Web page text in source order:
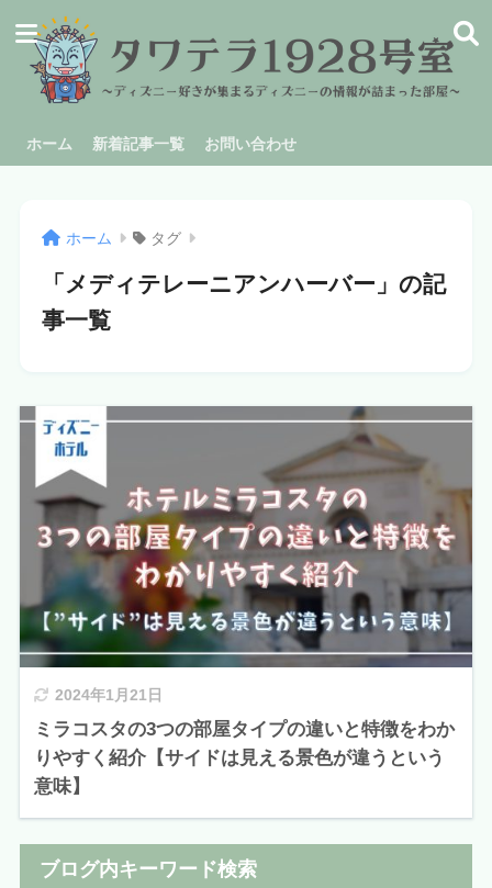
ホーム 新着記事一覧 お問い合わせ
ホーム タグ
「メディテレーニアンハーバー」の記
事一覧
2024年1月21日
ミラコスタの3つの部屋タイプの違いと特徴をわか
りやすく紹介【サイドは見える景色が違うという
意味】
ブログ内キーワード検索